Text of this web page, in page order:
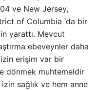
ve New Jersey,
of Columbia ‘da bir
yarattı. Mevcut
ebeveynler daha
izin erişim var bir
dönmek muhtemeldir
sağlık ve hem anne